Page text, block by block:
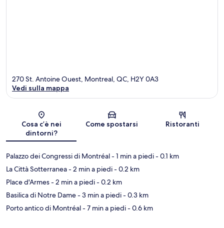
Mappa
270 St. Antoine Ouest, Montreal, QC, H2Y 0A3
Vedi sulla mappa
Cosa c’è nei
dintorni?
Come spostarsi Ristoranti
Palazzo dei Congressi di Montréal- 1 min a piedi- 0.1 km
La Città Sotterranea- 2 min a piedi- 0.2 km
Place d'Armes- 2 min a piedi- 0.2 km
Basilica di Notre Dame- 3 min a piedi- 0.3 km
Porto antico di Montréal- 7 min a piedi- 0.6 km